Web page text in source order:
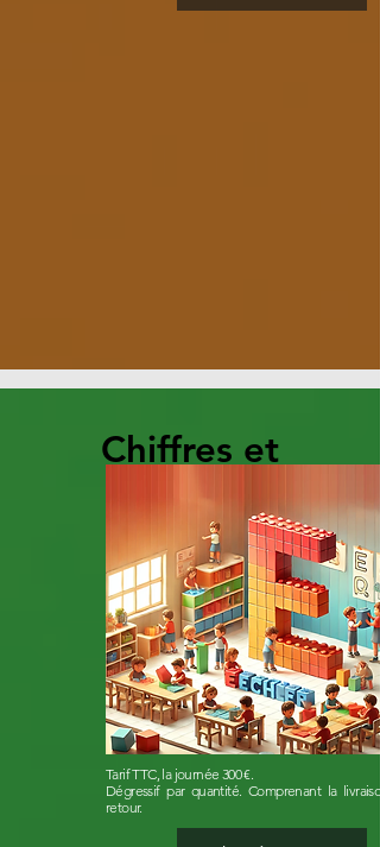
Chiffres et
des
Lettres
DUPLO
Tarif TTC, la journée 300 €.
Dégressif par quantité. Comprenant la
retour.